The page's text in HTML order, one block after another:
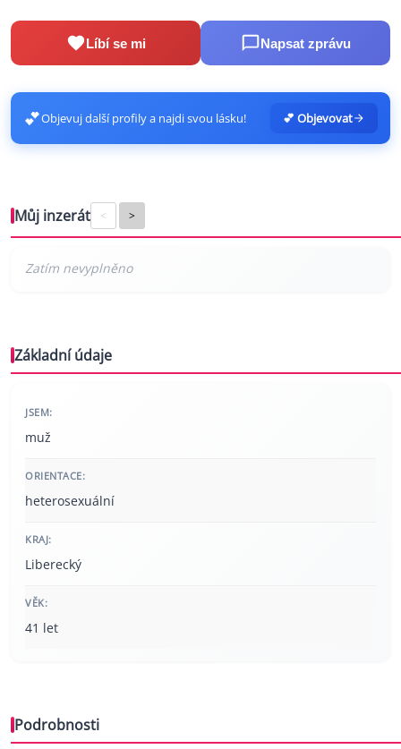
Líbí se mi Napsat zprávu
💕Objevuj další profily a najdi svou lásku! 💕 Objevovat
Můj inzerát < >
Základní údaje
JSEM:
muž
ORIENTACE:
heterosexuální
KRAJ:
Liberecký
VĚK:
41 let
Podrobnosti